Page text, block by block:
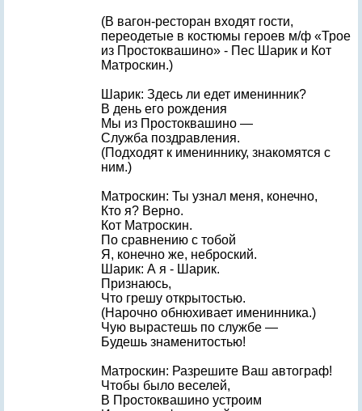
(В вагон-ресторан входят гости,
переодетые в костюмы героев м/ф «Трое
из Простоквашино» - Пес Шарик и Кот
Матроскин.)
Шарик: Здесь ли едет именинник?
В день его рождения
Мы из Простоквашино —
Служба поздравления.
(Подходят к имениннику, знакомятся с
ним.)
Матроскин: Ты узнал меня, конечно,
Кто я? Верно.
Кот Матроскин.
По сравнению с тобой
Я, конечно же, неброский.
Шарик: А я - Шарик.
Признаюсь,
Что грешу открытостью.
(Нарочно обнюхивает именинника.)
Чую вырастешь по службе —
Будешь знаменитостью!
Матроскин: Разрешите Ваш автограф!
Чтобы было веселей,
В Простоквашино устроим